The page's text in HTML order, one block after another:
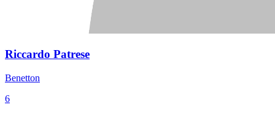
Riccardo Patrese
Benetton
6